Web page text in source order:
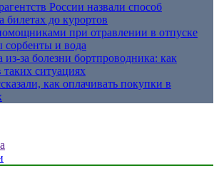
России назвали способ
билетах до курортов
при отравлении в отпуске
сорбенты и вода
из-за болезни бортпроводника: как
таких ситуациях
как оплачивать покупки в